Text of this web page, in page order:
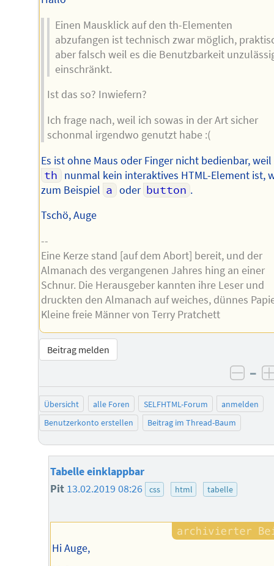
Einen Mausklick auf den th-Elementen
abzufangen ist technisch zwar möglich,
aber falsch weil es die Benutzbarkeit
einschränkt.
Ist das so? Inwiefern?
Ich frage nach, weil ich sowas in der Art sicher
schonmal irgendwo genutzt habe :(
Es ist ohne Maus oder Finger nicht bedienbar, weil
th nunmal kein interaktives HTML-Element ist,
zum Beispiel a oder button .
Tschö, Auge
--
Eine Kerze stand [auf dem Abort] bereit, und der
Almanach des vergangenen Jahres hing an einer
Schnur. Die Herausgeber kannten ihre Leser und
druckten den Almanach auf weiches, dünnes
Kleine freie Männer von Terry Pratchett
Beitrag melden
–
Übersicht alle Foren SELFHTML-Forum
anmelden
Benutzerkonto erstellen
Beitrag im Thread-Baum
Tabelle einklappbar
Pit 13.02.2019 08:26 css html tabelle
Hi Auge,